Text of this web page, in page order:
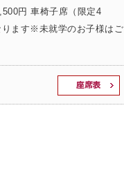
円 車椅子席（限定4
ます※未就学のお子様はご